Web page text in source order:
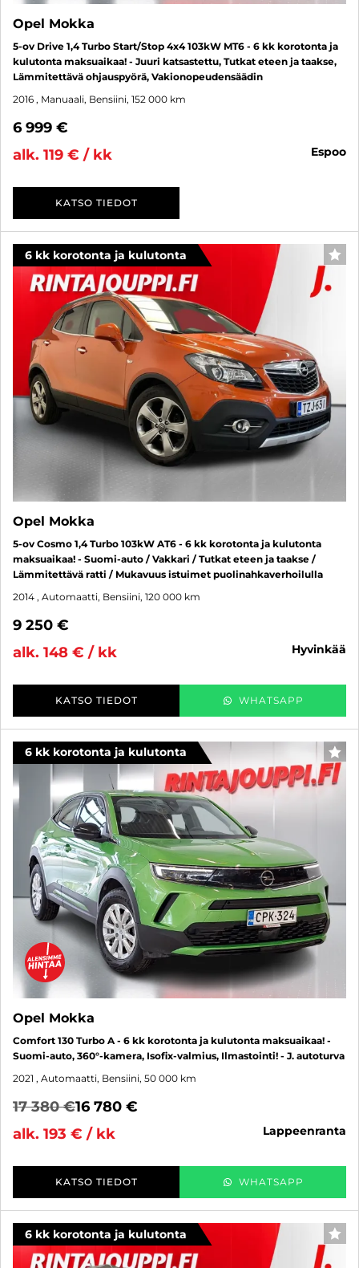
Opel Mokka
5-ov Drive 1,4 Turbo Start/Stop 4x4 103kW MT6 - 6 kk korotonta ja
kulutonta maksuaikaa! - Juuri katsastettu, Tutkat eteen ja taakse,
Lämmitettävä ohjauspyörä, Vakionopeudensäädin
2016 , Manuaali, Bensiini, 152 000 km
6 999 €
alk. 119 € / kk
espoo
KATSO TIEDOT
6 kk korotonta ja kulutonta
Opel Mokka
5-ov Cosmo 1,4 Turbo 103kW AT6 - 6 kk korotonta ja kulutonta
maksuaikaa! - Suomi-auto / Vakkari / Tutkat eteen ja taakse /
Lämmitettävä ratti / Mukavuus istuimet puolinahkaverhoilulla
2014 , Automaatti, Bensiini, 120 000 km
9 250 €
alk. 148 € / kk
hyvinkää
KATSO TIEDOT WHATSAPP
6 kk korotonta ja kulutonta
Opel Mokka
Comfort 130 Turbo A - 6 kk korotonta ja kulutonta maksuaikaa! -
Suomi-auto, 360°-kamera, Isofix-valmius, Ilmastointi! - J. autoturva
2021 , Automaatti, Bensiini, 50 000 km
17 380 €16 780 €
alk. 193 € / kk
lappeenranta
KATSO TIEDOT WHATSAPP
6 kk korotonta ja kulutonta